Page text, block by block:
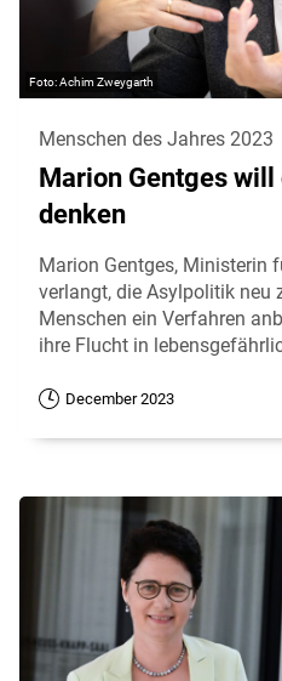
Achim Zweygarth
Menschen des Jahres 2023
Marion Gentges
denken
Marion Gentges, Ministerin
verlangt, die Asylpolitik neu
Menschen ein Verfahren
ihre Flucht in
December 2023